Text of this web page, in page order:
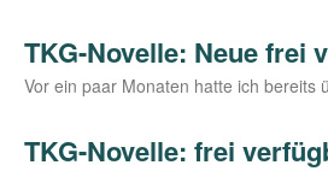
TKG-Novelle: Neue frei
Vor ein paar Mona­ten hat­te ich
TKG-Novelle: frei